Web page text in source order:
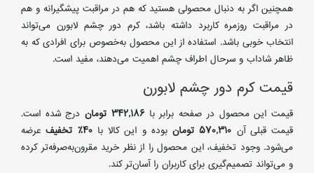
همچنین اگر به دنبال محصولی هستید که هم در مراقبت پیشگیرانه و هم
در مراقبت روزمره کاربرد داشته باشد، کرم دور چشم لابورن می‌تواند
انتخاب خوبی باشد. استفاده از این محصول به‌خصوص برای افرادی که به
ظاهر شاداب و سرحال اطراف چشم اهمیت می‌دهند، مفید است.
قیمت کرم دور چشم لابورن
قیمت این محصول در صفحه برابر با342,186 تومان
درج شده است.
قیمت قبلی آن 570,310 تومان بوده و این کالا با40٪ تخفیف
عرضه
می‌شود. وجود تخفیف، این محصول را از نظر خرید مقرون‌به‌صرفه‌تر کرده
و می‌تواند تصمیم‌گیری برای کاربران را آسان‌تر کند.